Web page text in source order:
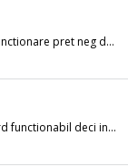
pret neg detali la tel
indica tot si pornire la buton